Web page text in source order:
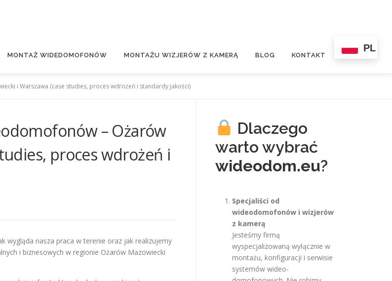
MONTAŻ WIDEDOMOFONÓW MONTAŻU WIZJERÓW Z KAMERĄ BLOG KONTAKT
PL
i Warszawa (case studies, proces wdrożeń i standardy jakości)
– Ożarów
proces wdrożeń i
wygląda nasza praca w terenie oraz jak realizujemy
i biznesowych w regionie Ożarów Mazowiecki
Dlaczego
warto wybrać
wideodom.eu?
Specjaliści od
wideodomofonów i wizjerów
z kamerą
Jesteśmy firmą
wyspecjalizowaną wyłącznie w
montażu, konfiguracji i serwisie
systemów wideo-